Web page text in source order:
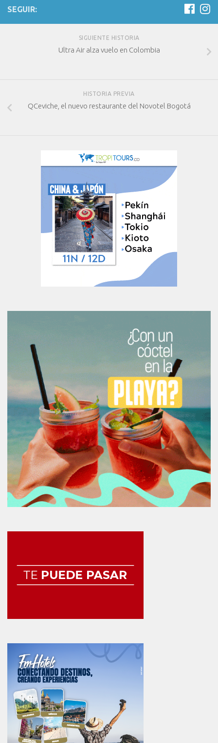
SEGUIR:
SIGUIENTE HISTORIA
Ultra Air alza vuelo en Colombia
HISTORIA PREVIA
QCeviche, el nuevo restaurante del Novotel Bogotá